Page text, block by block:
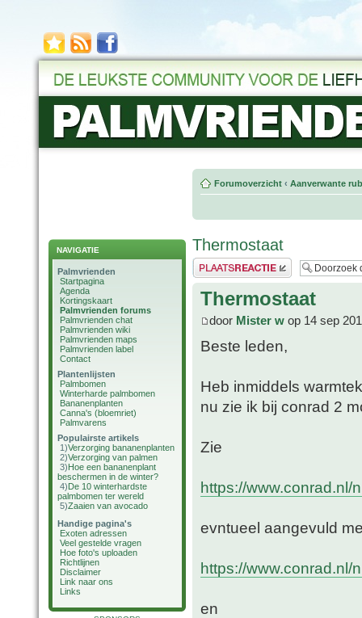
NAVIGATIE
Palmvrienden
Startpagina
Agenda
Kortingskaart
Palmvrienden forums
Palmvrienden chat
Palmvrienden wiki
Palmvrienden maps
Palmvrienden label
Contact
Plantenlijsten
Palmbomen
Winterharde palmbomen
Bananenplanten
Canna's (bloemriet)
Palmvarens
Populairste artikels
1)Verzorging bananenplanten
2)Verzorging van palmen
3)Hoe een bananenplant
beschermen in de winter?
4)De 10 winterhardste
palmbomen ter wereld
5)Zaaien van avocado
Handige pagina's
Exoten adressen
Veel gestelde vragen
Hoe foto's uploaden
Richtlijnen
Disclaimer
Link naar ons
Links
Forumoverzicht ‹ Aanverwante
Thermostaat
Plaats een reactie
Thermostaat
door Mister w op 14 sep
Beste leden,
Heb inmiddels
nu zie ik bij conrad 2
Zie
https://www.conrad.nl/
evntueel aangevuld
https://www.conrad.nl/
en